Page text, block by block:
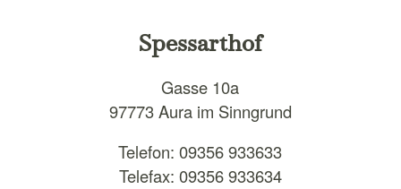
Spessarthof
Gasse 10a
97773 Aura im Sinngrund
Telefon: 09356 933633
Telefax: 09356 933634